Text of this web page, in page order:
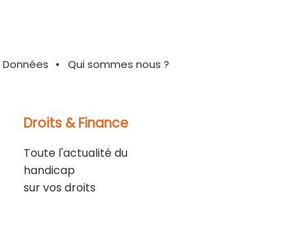
Données Qui sommes nous ?
Droits & Finance
Toute l'actualité du
handicap
sur vos droits